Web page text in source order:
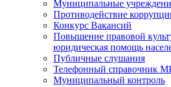
Муниципальные
Противодействие
Конкурс Вакансий
Повышение правовой
юридическая помощь
Публичные слушания
Телефонный справочник
Муниципальный контроль